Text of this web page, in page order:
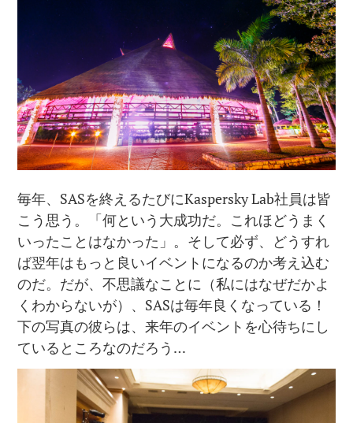
毎年、SASを終えるたびにKaspersky Lab社員は皆
こう思う。「何という大成功だ。これほどうまく
いったことはなかった」。そして必ず、どうすれ
ば翌年はもっと良いイベントになるのか考え込む
のだ。だが、不思議なことに（私にはなぜだかよ
くわからないが）、SASは毎年良くなっている！
下の写真の彼らは、来年のイベントを心待ちにし
ているところなのだろう…